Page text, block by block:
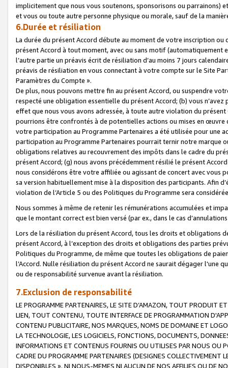
implicitement que nous vous soutenons, sponsorisons ou parrainons)
et vous ou toute autre personne physique ou morale, sauf de la
6.Durée et résiliation
La durée du présent Accord débute au moment de votre inscription
présent Accord à tout moment, avec ou sans motif (automatiquement
l’autre partie un préavis écrit de résiliation d’au moins 7 jours
préavis de résiliation en vous connectant à votre compte sur le Site
Paramètres du Compte ».
De plus, nous pouvons mettre fin au présent Accord, ou suspendre
respecté une obligation essentielle du présent Accord; (b) vous
effet que nous vous avons adressée, à toute autre violation du
pourrions être confrontés à de potentielles actions ou mises en
votre participation au Programme Partenaires a été utilisée pour une
participation au Programme Partenaires pourrait ternir notre marque
obligations relatives au recouvrement des impôts dans le cadre du
présent Accord; (g) nous avons précédemment résilié le présent
nous considérons être votre affiliée ou agissant de concert avec vous
sa version habituellement mise à la disposition des participants. Afin
violation de l’Article 5 ou des Politiques du Programme sera
Nous sommes à même de retenir les rémunérations accumulées et
que le montant correct est bien versé (par ex., dans le cas
Lors de la résiliation du présent Accord, tous les droits et obligations
présent Accord, à l’exception des droits et obligations des parties
Politiques du Programme, de même que toutes les obligations de
l’Accord. Nulle résiliation du présent Accord ne saurait dégager l'une
ou de responsabilité survenue avant la résiliation.
7.Exclusion de responsabilité
LE PROGRAMME PARTENAIRES, LE SITE D’AMAZON, TOUT PRODUIT
LIEN, TOUT CONTENU, TOUTE INTERFACE DE PROGRAMMATION
CONTENU PUBLICITAIRE, NOS MARQUES, NOMS DE DOMAINE ET
LA TECHNOLOGIE, LES LOGICIELS, FONCTIONS, DOCUMENTS,
INFORMATIONS ET CONTENUS FOURNIS OU UTILISES PAR NOUS OU
CADRE DU PROGRAMME PARTENAIRES (DESIGNES COLLECTIVEMENT
DISPONIBLES ». NI NOUS-MEMES NI AUCUN DE NOS AFFILIES OU DE